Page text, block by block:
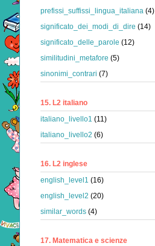
prefissi_suffissi_lingua_italiana (4)
significato_dei_modi_di_dire (14)
significato_delle_parole (12)
similitudini_metafore (5)
sinonimi_contrari (7)
15. L2 italiano
italiano_livello1 (11)
italiano_livello2 (6)
16. L2 inglese
english_level1 (16)
english_level2 (20)
similar_words (4)
17. Matematica e scienze